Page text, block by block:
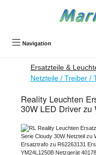
Navigation
Ersatzteile &
Netzteile / Treiber /
Reality Leuchten
30W LED Driver zu
Bildergalerie überspringen